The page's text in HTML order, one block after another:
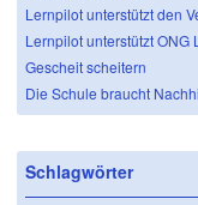
Lernpilot unterstützt den
Lernpilot unterstützt ONG
Gescheit scheitern
Die Schule braucht
Schlagwörter